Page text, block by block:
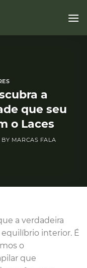
a
que seu
o Laces
BY MARCAS FALA
a verdadeira
interior. É
o
que